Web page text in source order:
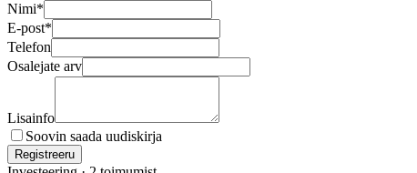
Nimi*
E-post*
Telefon
Osalejate arv
Lisainfo
Soovin saada uudiskirja
Registreeru